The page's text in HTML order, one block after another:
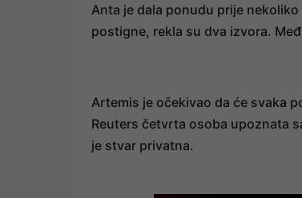
Anta je dala ponudu prije
postigne, rekla su dva izvora.
Artemis je očekivao da će svaka
Reuters četvrta osoba upoznata
je stvar privatna.